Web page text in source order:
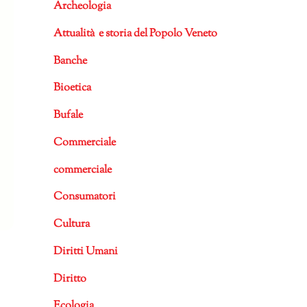
Archeologia
Attualità e storia del Popolo Veneto
Banche
Bioetica
Bufale
Commerciale
commerciale
Consumatori
Cultura
Diritti Umani
Diritto